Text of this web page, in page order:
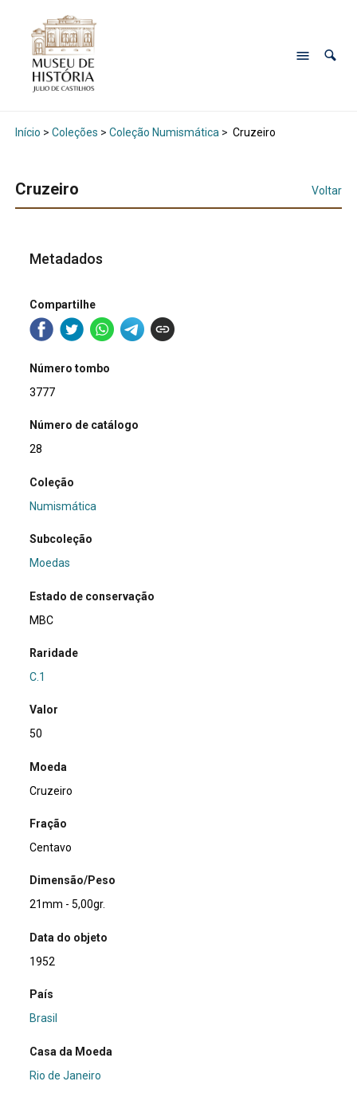
Início > Coleções > Coleção Numismática > Cruzeiro
Cruzeiro Voltar
Metadados
Compartilhe
Número tombo
3777
Número de catálogo
28
Coleção
Numismática
Subcoleção
Moedas
Estado de conservação
MBC
Raridade
C.1
Valor
50
Moeda
Cruzeiro
Fração
Centavo
Dimensão/Peso
21mm - 5,00gr.
Data do objeto
1952
País
Brasil
Casa da Moeda
Rio de Janeiro